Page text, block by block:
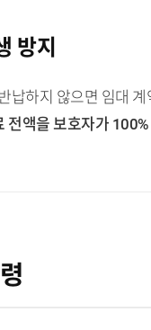
방지
하지 않으면 임대
전액을 보호자가